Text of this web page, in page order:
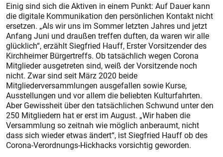
Einig sind sich die Aktiven in einem Punkt: Auf Dauer kann
die digitale Kommunikation den persönlichen Kontakt nicht
ersetzen. „Als wir uns im Sommer letzten Jahres und jetzt
Anfang Juni und draußen treffen duften, da waren wir alle
glücklich“, erzählt Siegfried Hauff, Erster Vorsitzender des
Kirchheimer Bürgertreffs. Ob tatsächlich wegen Corona
Mitglieder ausgetreten sind, weiß der Vorsitzende noch
nicht. Zwar sind seit März 2020 beide
Mitgliederversammlungen ausgefallen sowie Kurse,
Ausstellungen und vor allem die beliebten Kulturfahrten.
Aber Gewissheit über den tatsächlichen Schwund unter den
250 Mitgliedern hat er erst im August. „Wir haben die
Versammlung so zeitnah wie möglich anberaumt, nicht
dass sich wieder etwas ändert“, ist Siegfried Hauff ob des
Corona-Verordnungs-Hickhacks vorsichtig geworden.